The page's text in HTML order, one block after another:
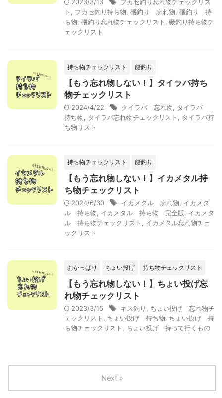
2023/3/13
フカセ釣り忘れ物チェックリス
ト
フカセ釣り持ち物 磯釣り 忘れ物 磯釣り 持
ち物 磯釣り忘れ物チェックリスト
磯釣り持ち物チ
ェックリスト
持ち物チェックリスト 船釣り
【もう忘れ物しない！】タイラバ持ち
物チェックリスト
2024/4/22 タイラバ 忘れ物
タイラバ
持ち物
タイラバ忘れ物チェックリスト
タイラバ持
ち物リスト
持ち物チェックリスト 船釣り
【もう忘れ物しない！】イカメタル持
ち物チェックリスト
2024/6/30 イカメタル 忘れ物
イカメタ
ル 持ち物
イカメタル 持ち物 完全版
イカメタ
ル 持ち物チェックリスト
イカメタル忘れ物チェ
ックリスト
おかっぱり ちょい投げ 持ち物チェックリスト
【もう忘れ物しない！】ちょい投げ忘
れ物チェックリスト
2023/3/15 キス釣り
ちょい投げ 忘れ物チ
ェックリスト
ちょい投げ 持ち物
ちょい投げ 持
ち物チェックリスト
ちょい投げ 持って行くもの
Next »